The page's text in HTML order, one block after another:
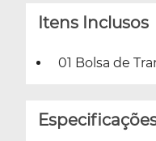
Itens Inclusos
01 Bolsa de